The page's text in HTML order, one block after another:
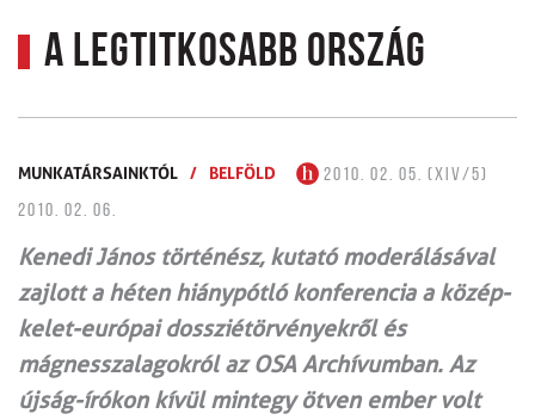
A legtitkosabb ország
MUNKATÁRSAINKTÓL / BELFÖLD
2010. 02. 05. (XIV/5)
2010. 02. 06.
Kenedi János történész, kutató moderálásával
zajlott a héten hiánypótló konferencia a közép-
kelet-európai dossziétörvényekről és
mágnesszalagokról az OSA Archívumban. Az
újság-írókon kívül mintegy ötven ember volt